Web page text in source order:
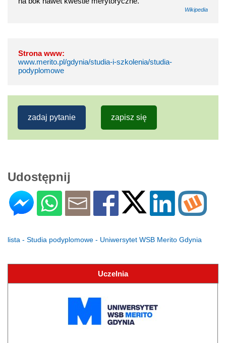
Wikipedia
Strona www:
www.merito.pl/gdynia/studia-i-szkolenia/studia-
podyplomowe
zadaj pytanie zapisz się
Udostępnij
lista - Studia podyplomowe - Uniwersytet WSB Merito Gdynia
Uczelnia